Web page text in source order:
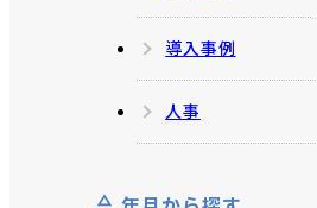
導入事例
人事